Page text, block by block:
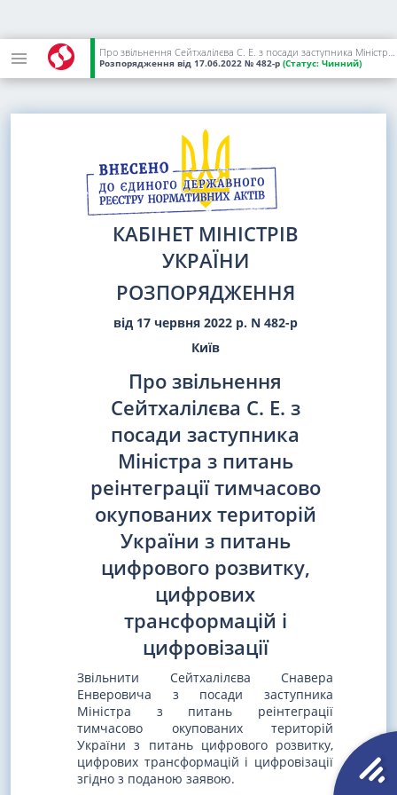
Про звільнення Сейтхалілєва С. Е. з посади заступника Міністра з питань реінтеграції тимчасово окупованих територій України з питань цифрового розвитку, цифрових трансформацій і цифровізації
Розпорядження від 17.06.2022 № 482-р (Статус: Чинний)
КАБІНЕТ МІНІСТРІВ
УКРАЇНИ
РОЗПОРЯДЖЕННЯ
від 17 червня 2022 р. N 482-р
Київ
Про звільнення
Сейтхалілєва С. Е. з
посади заступника
Міністра з питань
реінтеграції тимчасово
окупованих територій
України з питань
цифрового розвитку,
цифрових
трансформацій і
цифровізації
Звільнити Сейтхалілєва Снавера
Енверовича з посади заступника
Міністра з питань реінтеграції
тимчасово окупованих територій
України з питань цифрового розвитку,
цифрових трансформацій і цифровізації
згідно з поданою заявою.